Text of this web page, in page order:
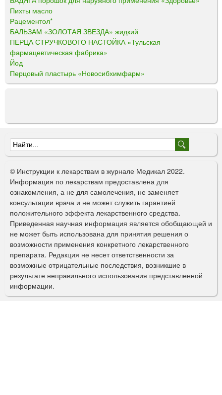
Пихты масло
Рацементол*
БАЛЬЗАМ «ЗОЛОТАЯ ЗВЕЗДА» жидкий
ПЕРЦА СТРУЧКОВОГО НАСТОЙКА «Тульская
фармацевтическая фабрика»
Йод
Перцовый пластырь «Новосибхимфарм»
Ф
о
р
м
а
п
о
и
с
к
© Инструкции к лекарствам в журнале Медикал 2022.
Информация по лекарствам предоставлена для
ознакомления, а не для самолечения, не заменяет
консультации врача и не может служить гарантией
положительного эффекта лекарственного средства.
Приведенная научная информация является обобщающей и
не может быть использована для принятия решения о
возможности применения конкретного лекарственного
препарата. Редакция не несет ответственности за
возможные отрицательные последствия, возникшие в
результате неправильного использования представленной
информации.